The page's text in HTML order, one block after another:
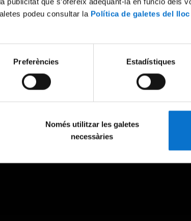
podeu consultar la Política de galetes del
Preferències Estadístiques
Només utilitzar les galetes
necessàries